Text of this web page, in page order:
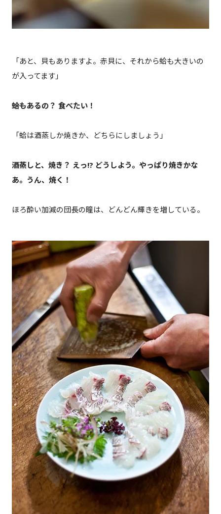
「あと、貝もありますよ。赤貝に、それから蛤も大きいの
が入ってます」
――蛤もあるの？ 食べたい！
「蛤は酒蒸しか焼きか、どちらにしましょう」
――酒蒸しと、焼き？ えっ!? どうしよう。やっぱり焼きかな
あ。うん、焼く！
ほろ酔い加減の団長の瞳は、どんどん輝きを増している。